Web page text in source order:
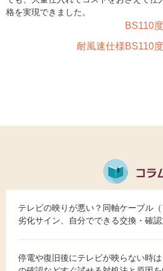
格を実現できました。
BS110
耐風速仕様BS110
テレビの映りが悪い？同軸ケーブル
劣化サイン、自分でできる交換・確
停電や復旧後にテレビが映らない時